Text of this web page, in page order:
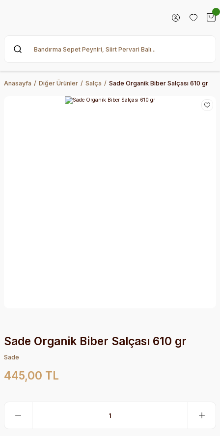
Anasayfa Diğer Ürünler Salça Sade Organik Biber Salçası 610 gr
Sade Organik Biber Salçası 610 gr
Sade
445,00 TL